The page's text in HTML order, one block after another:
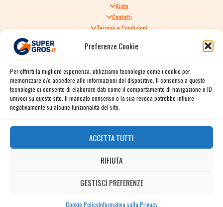
Preferenze Cookie
Per offrirti la migliore esperienza, utilizziamo tecnologie come i cookie per
memorizzare e/o accedere alle informazioni del dispositivo. Il consenso a queste
tecnologie ci consente di elaborare dati come il comportamento di navigazione o ID
univoci su questo sito. Il mancato consenso o la sua revoca potrebbe influire
negativamente su alcune funzionalità del sito.
ACCETTA TUTTI
RIFIUTA
GESTISCI PREFERENZE
Cookie PolicyInformativa sulla Privacy
Aiuto
Contatti
Termini e Condizioni
Politica di Reso
Spedizione e consegna
Informativa sulla Privacy
Cookie Policy
Facebook
Instagram
Twitter / X